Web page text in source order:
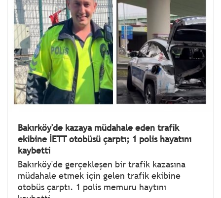
Bakırköy'de kazaya müdahale eden trafik
ekibine İETT otobüsü çarptı; 1 polis hayatını
kaybetti
Bakırköy'de gerçekleşen bir trafik kazasına
müdahale etmek için gelen trafik ekibine
otobüs çarptı. 1 polis memuru haytını